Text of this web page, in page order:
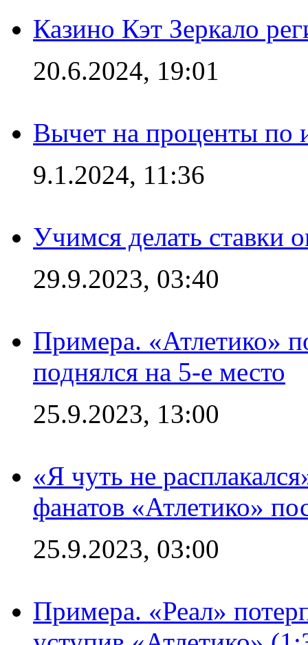
Казино Кэт Зеркало
20.6.2024, 19:01
Вычет на проценты по
9.1.2024, 11:36
Учимся делать ставки
29.9.2023, 03:40
Примера. «Атлетико»
поднялся на 5-е место
25.9.2023, 13:00
«Я чуть не
фанатов «Атлетико»
25.9.2023, 03:00
Примера. «Реал»